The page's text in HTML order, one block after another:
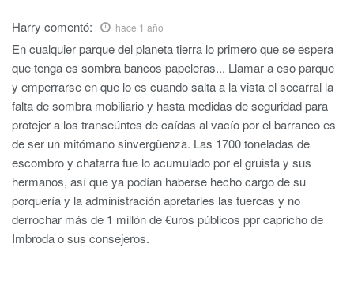
Harry comentó: hace 1 año
En cualquier parque del planeta tierra lo primero que se espera
que tenga es sombra bancos papeleras... Llamar a eso parque
y emperrarse en que lo es cuando salta a la vista el secarral la
falta de sombra mobiliario y hasta medidas de seguridad para
protejer a los transeúntes de caídas al vacío por el barranco es
de ser un mitómano sinvergüenza. Las 1700 toneladas de
escombro y chatarra fue lo acumulado por el gruista y sus
hermanos, así que ya podían haberse hecho cargo de su
porquería y la administración apretarles las tuercas y no
derrochar más de 1 millón de €uros públicos ppr capricho de
Imbroda o sus consejeros.